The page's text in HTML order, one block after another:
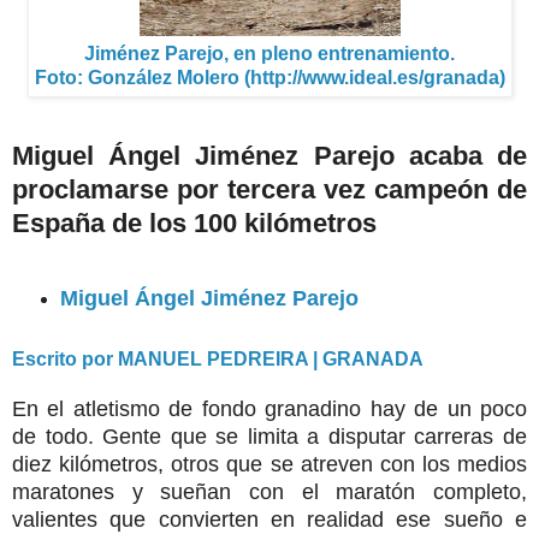
Jiménez Parejo, en pleno entrenamiento.
Foto: González Molero (http://www.ideal.es/granada)
Miguel Ángel Jiménez Parejo acaba de
proclamarse por tercera vez campeón de
España de los 100 kilómetros
Miguel Ángel Jiménez Parejo
Escrito por MANUEL PEDREIRA | GRANADA
En el atletismo de fondo granadino hay de un poco
de todo. Gente que se limita a disputar carreras de
diez kilómetros, otros que se atreven con los medios
maratones y sueñan con el maratón completo,
valientes que convierten en realidad ese sueño e